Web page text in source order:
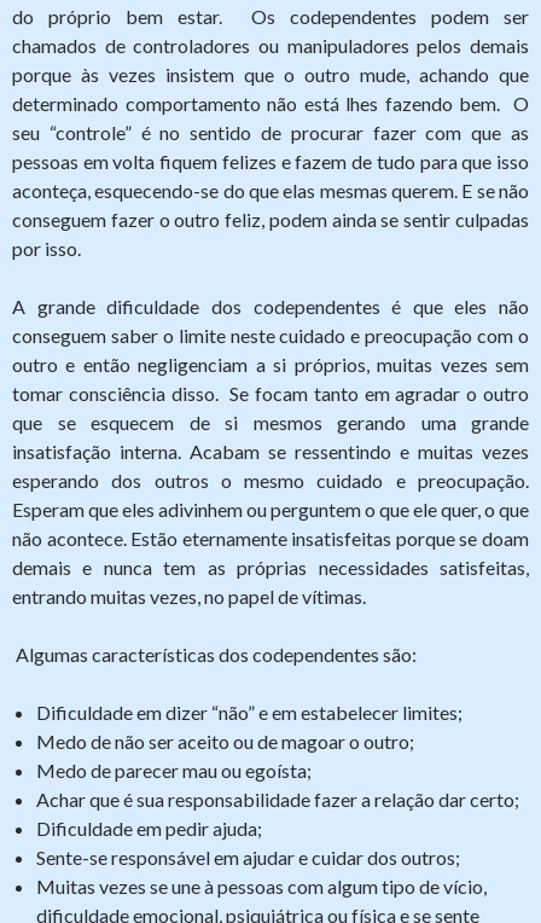
do próprio bem estar. Os codependentes podem ser
chamados de controladores ou manipuladores pelos demais
porque às vezes insistem que o outro mude, achando que
determinado comportamento não está lhes fazendo bem. O
seu “controle” é no sentido de procurar fazer com que as
pessoas em volta fiquem felizes e fazem de tudo para que isso
aconteça, esquecendo-se do que elas mesmas querem. E se não
conseguem fazer o outro feliz, podem ainda se sentir culpadas
por isso.
A grande dificuldade dos codependentes é que eles não
conseguem saber o limite neste cuidado e preocupação com o
outro e então negligenciam a si próprios, muitas vezes sem
tomar consciência disso. Se focam tanto em agradar o outro
que se esquecem de si mesmos gerando uma grande
insatisfação interna. Acabam se ressentindo e muitas vezes
esperando dos outros o mesmo cuidado e preocupação.
Esperam que eles adivinhem ou perguntem o que ele quer, o que
não acontece. Estão eternamente insatisfeitas porque se doam
demais e nunca tem as próprias necessidades satisfeitas,
entrando muitas vezes, no papel de vítimas.
Algumas características dos codependentes são:
Dificuldade em dizer “não” e em estabelecer limites;
Medo de não ser aceito ou de magoar o outro;
Medo de parecer mau ou egoísta;
Achar que é sua responsabilidade fazer a relação dar certo;
Dificuldade em pedir ajuda;
Sente-se responsável em ajudar e cuidar dos outros;
Muitas vezes se une à pessoas com algum tipo de vício,
dificuldade emocional, psiquiátrica ou física e se sente